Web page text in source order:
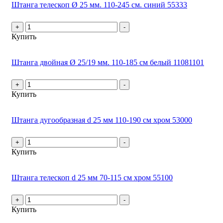
Штанга телескоп Ø 25 мм. 110-245 см. синий 55333
+ -
Купить
Штанга двойная Ø 25/19 мм. 110-185 см белый 11081101
+ -
Купить
Штанга дугообразная d 25 мм 110-190 см хром 53000
+ -
Купить
Штанга телескоп d 25 мм 70-115 см хром 55100
+ -
Купить